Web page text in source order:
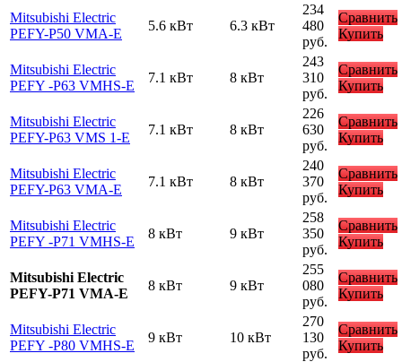
Mitsubishi Electric
PEFY-P50 VMA-E
5.6 кВт 6.3 кВт
234
480
руб.
Сравнить
Купить
Mitsubishi Electric
PEFY -P63 VMHS-E
7.1 кВт 8 кВт
243
310
руб.
Сравнить
Купить
Mitsubishi Electric
PEFY-P63 VMS 1-E
7.1 кВт 8 кВт
226
630
руб.
Сравнить
Купить
Mitsubishi Electric
PEFY-P63 VMA-E
7.1 кВт 8 кВт
240
370
руб.
Сравнить
Купить
Mitsubishi Electric
PEFY -P71 VMHS-E
8 кВт 9 кВт
258
350
руб.
Сравнить
Купить
Mitsubishi Electric
PEFY-P71 VMA-E
8 кВт 9 кВт
255
080
руб.
Сравнить
Купить
Mitsubishi Electric
PEFY -P80 VMHS-E
9 кВт 10 кВт
270
130
руб.
Сравнить
Купить